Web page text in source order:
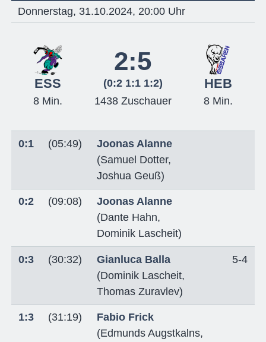
Donnerstag, 31.10.2024, 20:00 Uhr
ESS
2:5
(0:2 1:1 1:2) HEB
8 Min. 1438 Zuschauer 8 Min.
0:1 (05:49)
Joonas Alanne
(Samuel Dotter,
Joshua Geuß)
0:2 (09:08)
Joonas Alanne
(Dante Hahn,
Dominik Lascheit)
0:3 (30:32)
Gianluca Balla
(Dominik Lascheit,
Thomas Zuravlev)
5-4
1:3 (31:19)
Fabio Frick
(Edmunds Augstkalns,